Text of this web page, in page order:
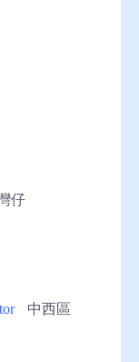
仔
中西區